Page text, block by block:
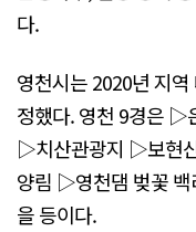
다.
영천시는 2020년 지
정했다. 영천 9경은
▷치산관광지 ▷보현
양림 ▷영천댐 벚꽃
을 등이다.